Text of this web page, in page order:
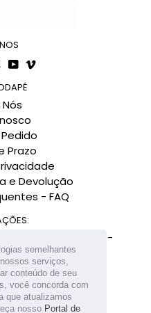
semelhantes
serviços,
conteúdo de seu
você concorda com
que atualizamos
nosso Portal de
12/2021
11/2021
Snapchat
YouTube
Vimeo
Prazo
e Devolução
- FAQ
Richard, 900 - Centro -
88010-290
Digitais LTDA.